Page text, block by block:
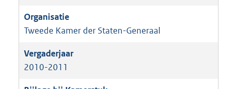
Tweede Kamer der Staten-Generaal
2010-2011